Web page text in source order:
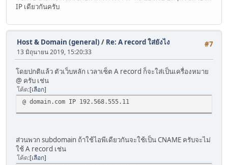
IP เดียวกันครับ
#7
Host & Domain (general) / Re: A record ใส่ยังไง
13 มิถุนายน 2019, 15:20:33
โดยปกติแล้ว ตัวเว็บหลัก เวลาเซ็ต A record ก็จะใส่เป็นเครื่องหมาย
@ ครับ เช่น
โค้ด เลือก
@ domain.com IP 192.568.555.11
ส่วนพวก subdomain ถ้าใช้ไอพีเดียวกันจะใช้เป็น CNAME ครับจะไม่
ใช้ A record เช่น
โค้ด เลือก